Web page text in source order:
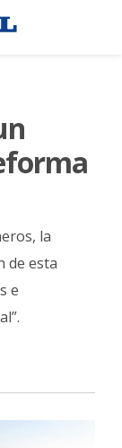
la
de esta
e